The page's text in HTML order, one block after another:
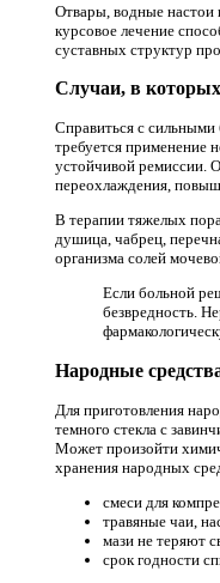
Отвары, водные настои
курсовое лечение
суставных структур
Случаи, в
Справиться с
требуется применение
устойчивой ремиссии.
переохлаждения,
В терапии тяжелых
душица, чабрец,
организма солей
Если больной
безвредность.
Народные
Для приготовления
темного стекла с
Может произойти
хранения народных
смеси для
травяные чаи,
мази не теряют
срок годности